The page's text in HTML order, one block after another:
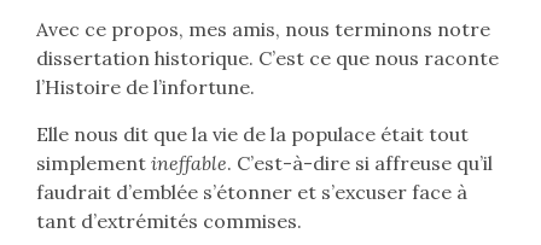
Avec ce propos, mes amis, nous terminons notre
dissertation historique. C’est ce que nous raconte
l’Histoire de l’infortune.
Elle nous dit que la vie de la populace était tout
simplement ineffable. C’est-à-dire si affreuse qu’il
faudrait d’emblée s’étonner et s’excuser face à
tant d’extrémités commises.